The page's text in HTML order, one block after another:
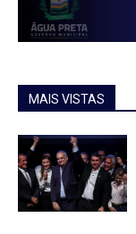
MAIS VISTAS